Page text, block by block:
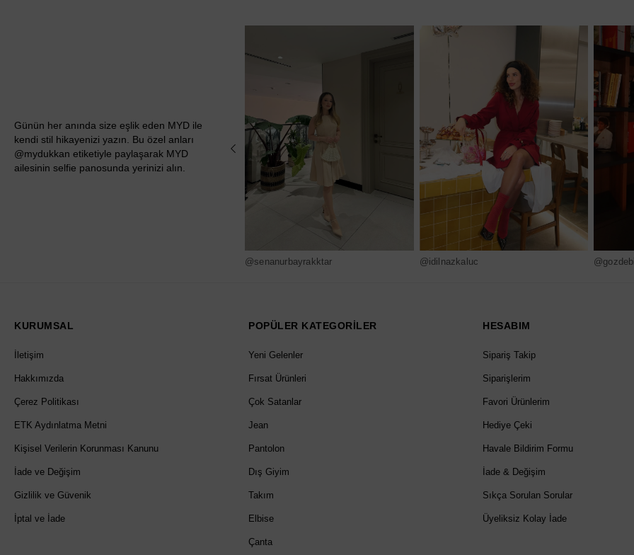
Günün her anında size eşlik eden MYD ile
kendi stil hikayenizi yazın. Bu özel anları
@mydukkan etiketiyle paylaşarak MYD
ailesinin selfie panosunda yerinizi alın.
@senanurbayrakktar @idilnazkaluc
KURUMSAL
İletişim
Hakkımızda
Çerez Politikası
ETK Aydınlatma Metni
Kişisel Verilerin Korunması Kanunu
İade ve Değişim
Gizlilik ve Güvenik
İptal ve İade
POPÜLER KATEGORİLER
Yeni Gelenler
Fırsat Ürünleri
Çok Satanlar
Jean
Pantolon
Dış Giyim
Takım
Elbise
Çanta
HESABIM
Sipariş Takip
Siparişlerim
Favori Ürünlerim
Hediye Çeki
Havale Bildirim Formu
İade & Değişim
Sıkça Sorulan Sorular
Üyeliksiz Kolay İade